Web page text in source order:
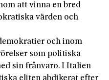
att vinna en bred
värden och
och inom
som politiska
sin frånvaro. I Italien
eliten abdikerat efter